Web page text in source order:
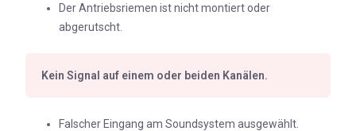
Der Antriebsriemen ist nicht montiert oder
abgerutscht.
Kein Signal auf einem oder beiden Kanälen.
Falscher Eingang am Soundsystem ausgewählt.